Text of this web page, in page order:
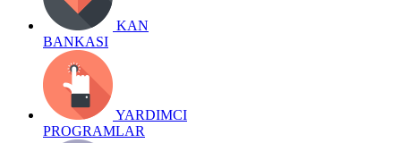
KAN
BANKASI
YARDIMCI
PROGRAMLAR